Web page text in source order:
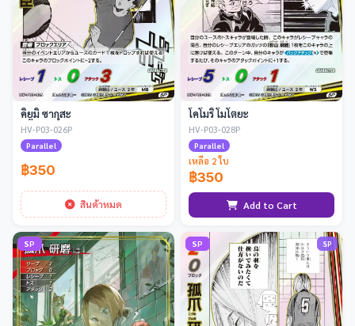
คิยูมิ ซากุสะ
HV-P03-026P
Parallel
฿350
สินค้าหมด
โคโมริ โมโตยะ
HV-P03-028P
Parallel
เหลือ 2 ใบ
฿350
Add to Cart
SP SP SP